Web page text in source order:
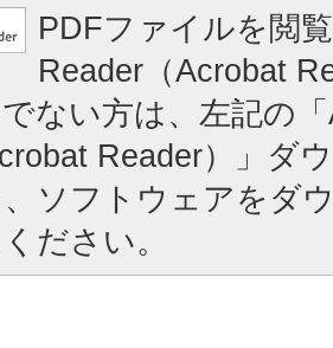
PDFファイルを閲
Reader（Acrobat
ない方は、左記の
Reader）」ダ
ソフトウェアをダ
ださい。